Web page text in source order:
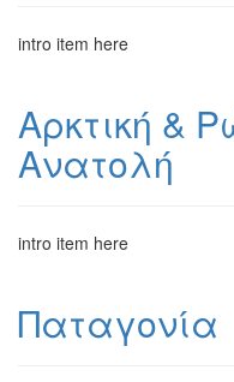
intro item here
Αρκτική &
Ανατολή
intro item here
Παταγονία